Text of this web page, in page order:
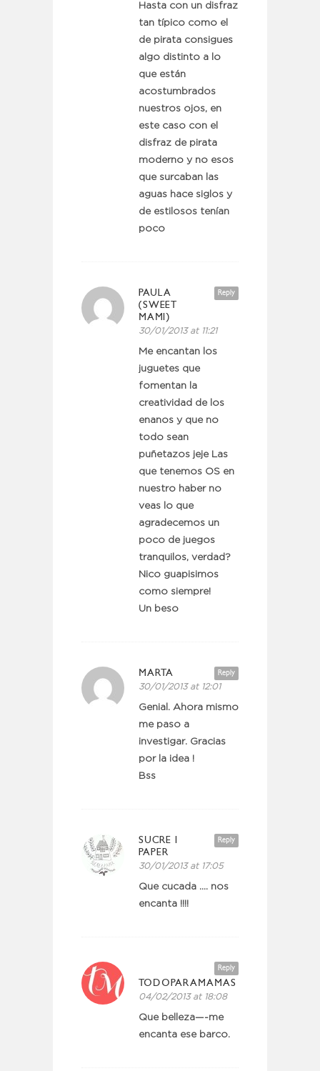
Hasta con un disfraz
tan típico como el
de pirata consigues
algo distinto a lo
que están
acostumbrados
nuestros ojos, en
este caso con el
disfraz de pirata
moderno y no esos
que surcaban las
aguas hace siglos y
de estilosos tenían
poco
Reply
PAULA
(SWEET
MAMI)
30/01/2013 at 11:21
Me encantan los
juguetes que
fomentan la
creatividad de los
enanos y que no
todo sean
puñetazos jeje Las
que tenemos OS en
nuestro haber no
veas lo que
agradecemos un
poco de juegos
tranquilos, verdad?
Nico guapisimos
como siempre!
Un beso
Reply
MARTA
30/01/2013 at 12:01
Genial. Ahora mismo
me paso a
investigar. Gracias
por la idea !
Bss
Reply
SUCRE I
PAPER
30/01/2013 at 17:05
Que cucada …. nos
encanta !!!!
Reply
TODOPARAMAMAS
04/02/2013 at 18:08
Que belleza—-me
encanta ese barco.